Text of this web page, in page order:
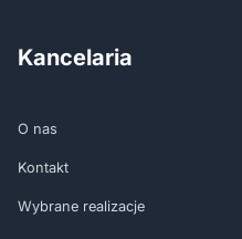
Kancelaria
O nas
Kontakt
Wybrane realizacje